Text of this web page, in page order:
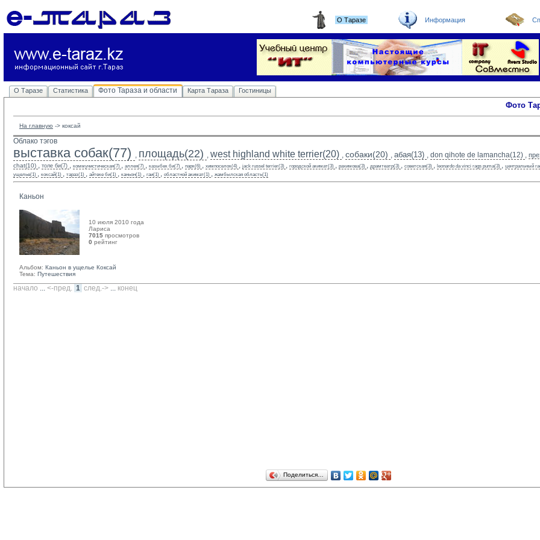
О Таразе Информация
О Таразе Статистика Фото Тараза и области Карта Тараза Гостиницы
Фото
На главную -> коксай
Облако тэгов
выставка собак(77) , площадь(22) , west highland white terrier(20) , собаки(20) , абая(13) , don qihote de lamancha(12) ,
chat(10) , толе би(7) , коммунистическая(7) , аллея(7) , казыбек би(7) , парк(6) , химпоселок(4) , jack russel terrier(3) , городской акимат(3) , рахимова(3) , драмтеатр(3) , советская(3) , leonardo da vinci rags puma(3) , центральный
ущелье(1) , коксай(1) , тараз(1) , айтеке би(1) , каньон(1) , гаи(1) , областной акимат(1) , жамбылская область(1)
Каньон
10 июля 2010 года
Лариса
7015 просмотров
0 рейтинг
Альбом: Каньон в ущелье Коксай
Тема: Путешествия
начало ... <-пред. 1 след.-> ... конец
Поделиться…